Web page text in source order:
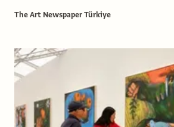
The Art Newspaper Türkiye